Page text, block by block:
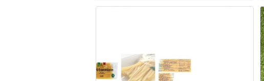
い。 それも胸糞だけど、単なる火災扱いで放
数
ス
ね